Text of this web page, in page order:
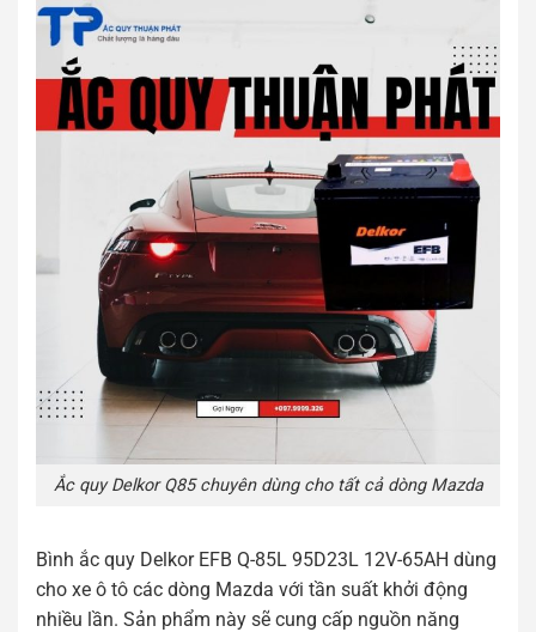
Ắc quy Delkor Q85 chuyên dùng cho tất cả dòng Mazda
Bình ắc quy Delkor EFB Q-85L 95D23L 12V-65AH dùng
cho xe ô tô các dòng Mazda với tần suất khởi động
nhiều lần. Sản phẩm này sẽ cung cấp nguồn năng